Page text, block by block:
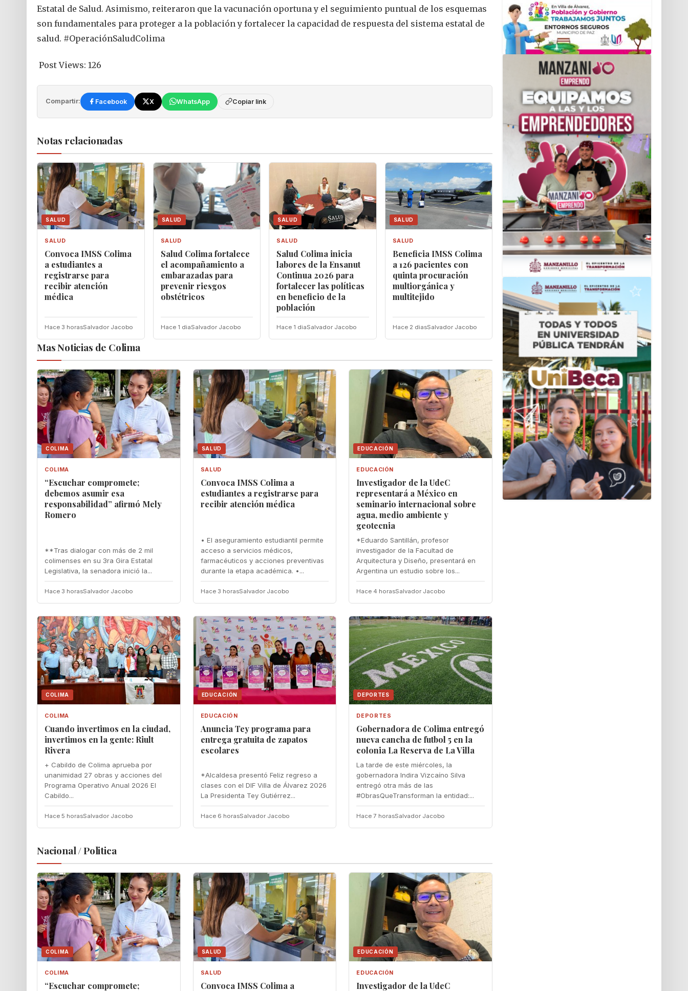
Estatal de Salud. Asimismo, reiteraron que la vacunación oportuna y el seguimiento puntual de los esquemas
son fundamentales para proteger a la población y fortalecer la capacidad de respuesta del sistema estatal de
salud. #OperaciónSaludColima
Post Views: 126
Compartir: Facebook X WhatsApp Copiar link
Notas relacionadas
SALUD
SALUD
Convoca IMSS Colima
a estudiantes a
registrarse para
recibir atención
médica
Hace 3 horasSalvador Jacobo
SALUD
SALUD
Salud Colima fortalece
el acompañamiento a
embarazadas para
prevenir riesgos
obstétricos
Hace 1 diaSalvador Jacobo
SALUD
SALUD
Salud Colima inicia
labores de la Ensanut
Continua 2026 para
fortalecer las políticas
en beneficio de la
población
Hace 1 diaSalvador Jacobo
SALUD
SALUD
Beneficia IMSS Colima
a 126 pacientes con
quinta procuración
multiorgánica y
multitejido
Hace 2 diasSalvador Jacobo
Mas Noticias de Colima
COLIMA
COLIMA
“Escuchar compromete;
debemos asumir esa
responsabilidad” afirmó Mely
Romero
**Tras dialogar con más de 2 mil
colimenses en su 3ra Gira Estatal
Legislativa, la senadora inició la...
Hace 3 horasSalvador Jacobo
SALUD
SALUD
Convoca IMSS Colima a
estudiantes a registrarse para
recibir atención médica
• El aseguramiento estudiantil permite
acceso a servicios médicos,
farmacéuticos y acciones preventivas
durante la etapa académica. •...
Hace 3 horasSalvador Jacobo
EDUCACIÓN
EDUCACIÓN
Investigador de la UdeC
representará a México en
seminario internacional sobre
agua, medio ambiente y
geotecnia
*Eduardo Santillán, profesor
investigador de la Facultad de
Arquitectura y Diseño, presentará en
Argentina un estudio sobre los...
Hace 4 horasSalvador Jacobo
COLIMA
COLIMA
Cuando invertimos en la ciudad,
invertimos en la gente: Riult
Rivera
+ Cabildo de Colima aprueba por
unanimidad 27 obras y acciones del
Programa Operativo Anual 2026 El
Cabildo...
Hace 5 horasSalvador Jacobo
EDUCACIÓN
EDUCACIÓN
‎Anuncia Tey programa para
entrega gratuita de zapatos
escolares
‎*Alcaldesa presentó Feliz regreso a
clases con el DIF Villa de Álvarez 2026 ‎
‎La Presidenta Tey Gutiérrez...
Hace 6 horasSalvador Jacobo
DEPORTES
DEPORTES
Gobernadora de Colima entregó
nueva cancha de futbol 5 en la
colonia La Reserva de La Villa
La tarde de este miércoles, la
gobernadora Indira Vizcaíno Silva
entregó otra más de las
#ObrasQueTransforman la entidad:...
Hace 7 horasSalvador Jacobo
Nacional / Politica
COLIMA
COLIMA
“Escuchar compromete;
SALUD
SALUD
Convoca IMSS Colima a
EDUCACIÓN
EDUCACIÓN
Investigador de la UdeC